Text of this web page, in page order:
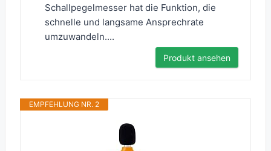
Schallpegelmesser hat die Funktion, die
schnelle und langsame Ansprechrate
umzuwandeln....
Produkt ansehen
EMPFEHLUNG NR. 2